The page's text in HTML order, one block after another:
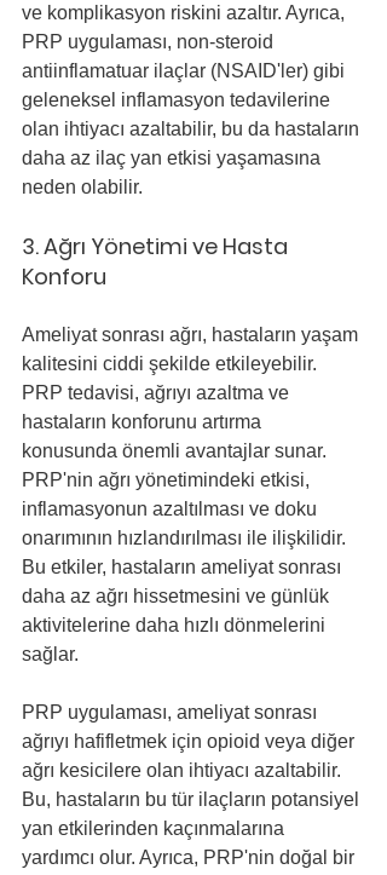
ve komplikasyon riskini azaltır. Ayrıca,
PRP uygulaması, non-steroid
antiinflamatuar ilaçlar (NSAID'ler) gibi
geleneksel inflamasyon tedavilerine
olan ihtiyacı azaltabilir, bu da hastaların
daha az ilaç yan etkisi yaşamasına
neden olabilir.
3. Ağrı Yönetimi ve Hasta
Konforu
Ameliyat sonrası ağrı, hastaların yaşam
kalitesini ciddi şekilde etkileyebilir.
PRP tedavisi, ağrıyı azaltma ve
hastaların konforunu artırma
konusunda önemli avantajlar sunar.
PRP'nin ağrı yönetimindeki etkisi,
inflamasyonun azaltılması ve doku
onarımının hızlandırılması ile ilişkilidir.
Bu etkiler, hastaların ameliyat sonrası
daha az ağrı hissetmesini ve günlük
aktivitelerine daha hızlı dönmelerini
sağlar.
PRP uygulaması, ameliyat sonrası
ağrıyı hafifletmek için opioid veya diğer
ağrı kesicilere olan ihtiyacı azaltabilir.
Bu, hastaların bu tür ilaçların potansiyel
yan etkilerinden kaçınmalarına
yardımcı olur. Ayrıca, PRP'nin doğal bir